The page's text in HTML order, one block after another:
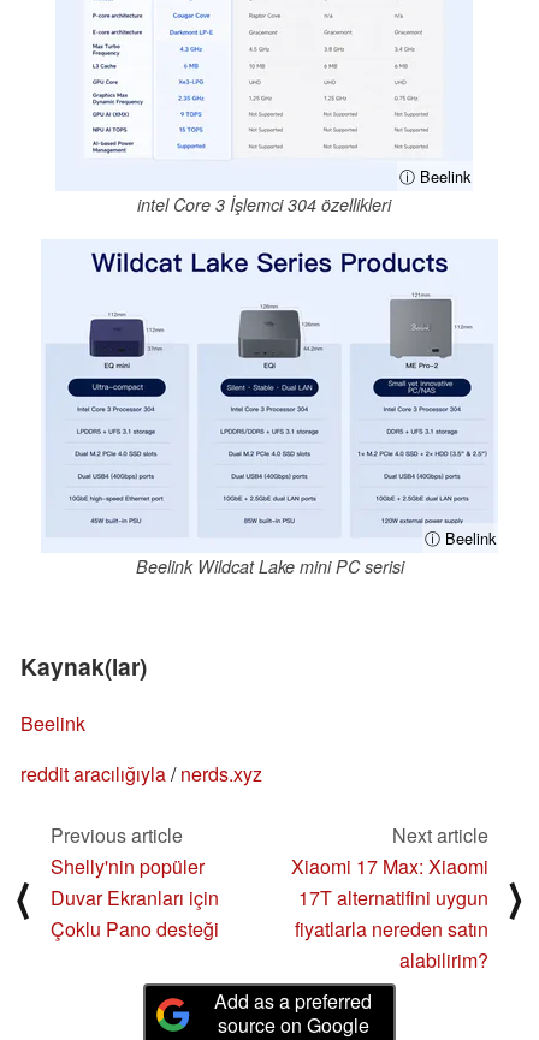
ⓘ Beelink
intel Core 3 İşlemci 304 özellikleri
ⓘ Beelink
Beelink Wildcat Lake mini PC serisi
Kaynak(lar)
Beelink
reddit aracılığıyla/nerds.xyz
⟨
Previous article
Shelly'nin popüler
Duvar Ekranları için
Çoklu Pano desteği
Next article
Xiaomi 17 Max: Xiaomi
17T alternatifini uygun
fiyatlarla nereden satın
alabilirim?
⟩
Add as a preferred
source on Google